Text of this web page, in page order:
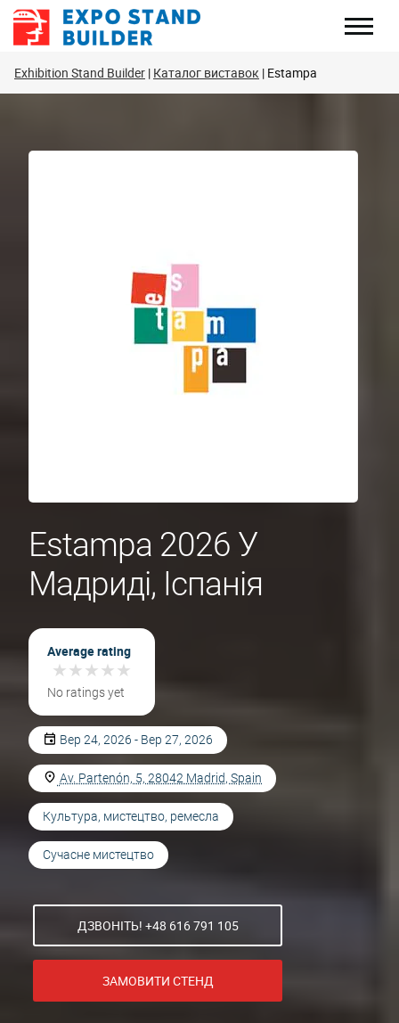
Перейти
Exhibition Stand Builder Каталог виставок Estampa
Estampa 2026 У
Мадриді, Іспанія
Average rating
★★★★★
★★★★★
No ratings yet
Вер 24, 2026 - Вер 27, 2026
Av. Partenón, 5, 28042 Madrid, Spain
Культура, мистецтво, ремесла
Сучасне мистецтво
ДЗВОНІТЬ! +48 616 791 105
ЗАМОВИТИ СТЕНД